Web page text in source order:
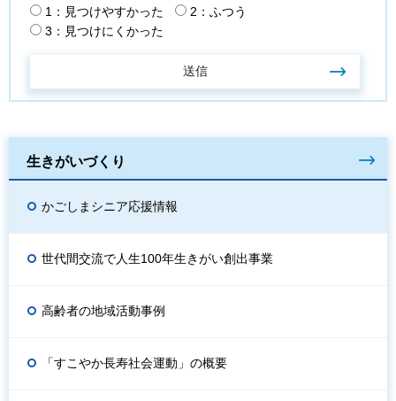
1：見つけやすかった
2：ふつう
3：見つけにくかった
生きがいづくり
かごしまシニア応援情報
世代間交流で人生100年生きがい創出事業
高齢者の地域活動事例
「すこやか長寿社会運動」の概要